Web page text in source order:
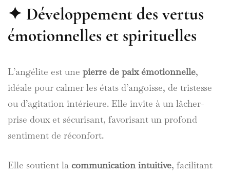
✦ Développement des vertus
émotionnelles et spirituelles
L’angélite est une pierre de paix émotionnelle,
idéale pour calmer les états d’angoisse, de tristesse
ou d’agitation intérieure. Elle invite à un lâcher-
prise doux et sécurisant, favorisant un profond
sentiment de réconfort.
Elle soutient la communication intuitive, facilitant